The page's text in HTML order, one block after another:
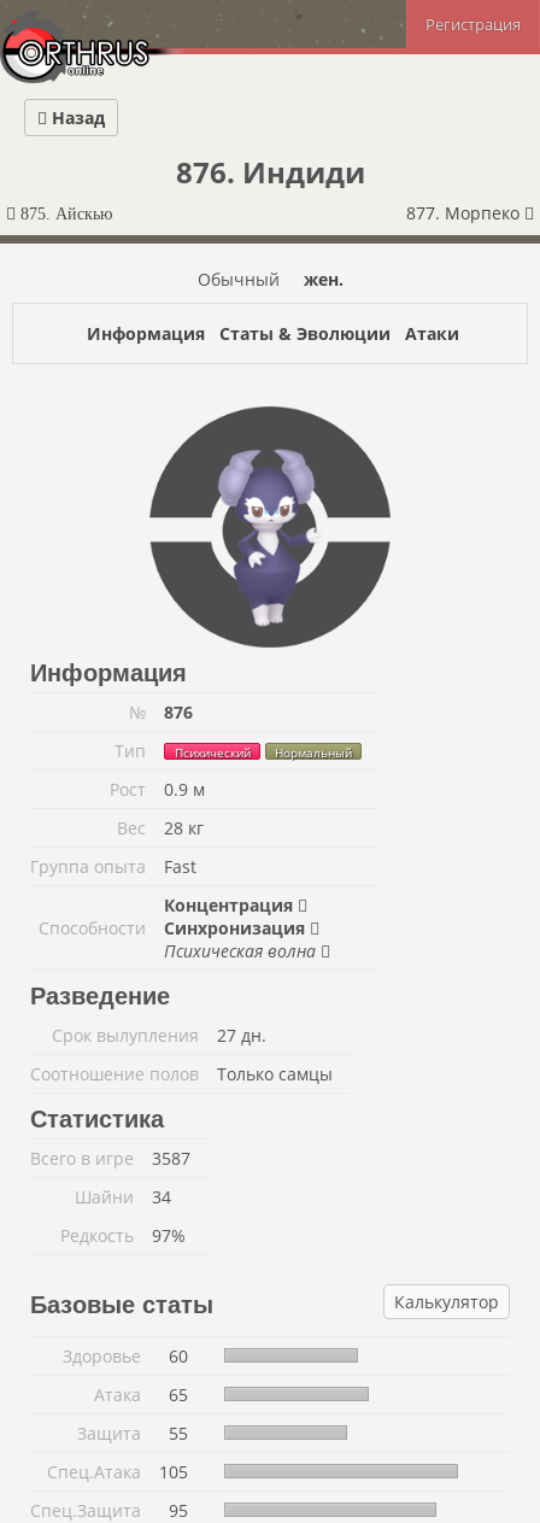
Регистрация
876. Индиди
875. Айскью 877. Морпеко
Назад
Обычный жен.
Информация Статы & Эволюции Атаки
Информация
№
876
Тип
Психический Нормальный
Рост
0.9 м
Вес
28 кг
Группа опыта
Fast
Способности
Концентрация
Синхронизация
Психическая волна
Разведение
Срок вылупления
27 дн.
Соотношение полов
Только самцы
Статистика
Всего в игре
3587
Шайни
34
Редкость
97%
Базовые статы Калькулятор
Здоровье
60
Атака
65
Защита
55
Спец.Атака
105
Спец.Защита
95